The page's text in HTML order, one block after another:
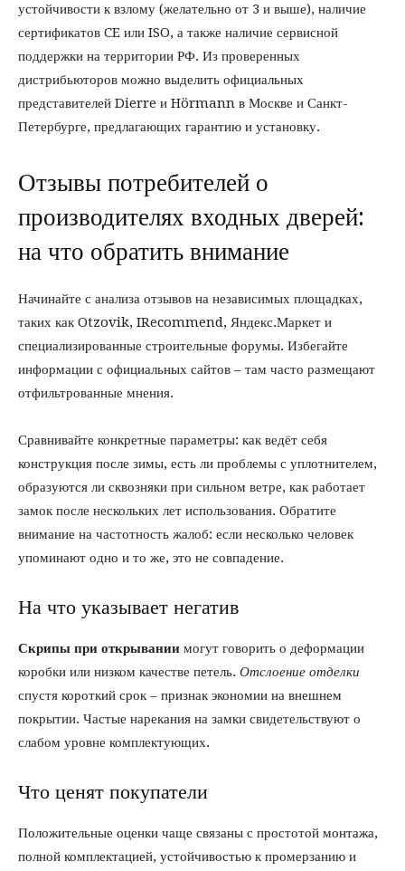
устойчивости к взлому (желательно от 3 и выше), наличие
сертификатов CE или ISO, а также наличие сервисной
поддержки на территории РФ. Из проверенных
дистрибьюторов можно выделить официальных
представителей Dierre и Hörmann в Москве и Санкт-
Петербурге, предлагающих гарантию и установку.
Отзывы потребителей о
производителях входных дверей:
на что обратить внимание
Начинайте с анализа отзывов на независимых площадках,
таких как Otzovik, IRecommend, Яндекс.Маркет и
специализированные строительные форумы. Избегайте
информации с официальных сайтов – там часто размещают
отфильтрованные мнения.
Сравнивайте конкретные параметры: как ведёт себя
конструкция после зимы, есть ли проблемы с уплотнителем,
образуются ли сквозняки при сильном ветре, как работает
замок после нескольких лет использования. Обратите
внимание на частотность жалоб: если несколько человек
упоминают одно и то же, это не совпадение.
На что указывает негатив
Скрипы при открывании могут говорить о деформации
коробки или низком качестве петель. Отслоение отделки
спустя короткий срок – признак экономии на внешнем
покрытии. Частые нарекания на замки свидетельствуют о
слабом уровне комплектующих.
Что ценят покупатели
Положительные оценки чаще связаны с простотой монтажа,
полной комплектацией, устойчивостью к промерзанию и